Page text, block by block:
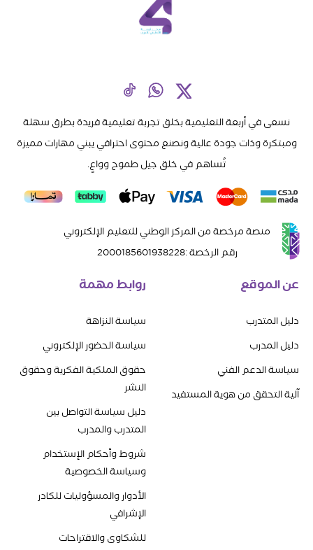
نسعى في أربعة التعليمية بخلق تجربة تعليمية فريدة بطرق سهلة
ومبتكرة وذات جودة عالية ونصنع محتوى احترافي يبني مهارات مميزة
تُساهم في خلق جيل طموح وواعٍ.
منصة مرخصة من المركز الوطني للتعليم الإلكتروني
رقم الرخصة:
2000185601938228
عن الموقع
دليل المتدرب
دليل المدرب
سياسة الدعم الفني
آلية التحقق من هوية المستفيد
روابط مهمة
سياسة النزاهة
سياسة الحضور الإلكتروني
حقوق الملكية الفكرية وحقوق
النشر
دليل سياسة التواصل بين
المتدرب والمدرب
شروط وأحكام الإستخدام
وسياسة الخصوصية
الأدوار والمسؤوليات للكادر
الإشرافي
للشكاوى والاقتراحات